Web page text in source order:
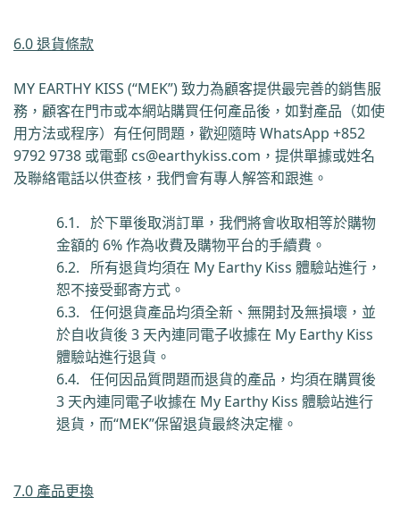
6.0 退貨條款
MY EARTHY KISS (“MEK”)致力為顧客提供最完善的銷售服
務，顧客在門市或本網站購買任何產品後，如對產品（如使
用方法或程序）有任何問題，歡迎隨時WhatsApp +852
9792 9738 或電郵 cs@earthykiss.com ，提供單據或姓名
及聯絡電話以供查核，我們會有專人解答和跟進。
6.1. 於下單後取消訂單，我們將會收取相等於購物
金額的 6%作為收費及購物平台的手續費。
6.2.
所有退貨均須在 My Earthy Kiss 體驗站進行，
恕不接受郵寄方式。
6.3. 任何退貨產品均須全新、無開封及無損壞，並
於自收貨後 3 天內連同電子收據在 My Earthy Kiss
體驗站進行退貨。
6.4. 任何因品質問題而退貨的產品，均須在購買後
3 天內連同電子收據在 My Earthy Kiss 體驗站進行
退貨，而“MEK”保留退貨最終決定權。
7.0 產品更換